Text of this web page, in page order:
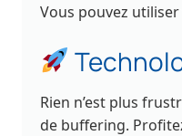
Vous pouvez
Rien n’est plus
de buffering.